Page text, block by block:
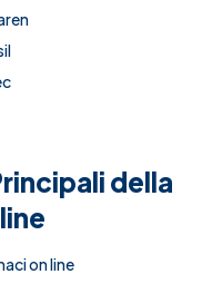
della
on line